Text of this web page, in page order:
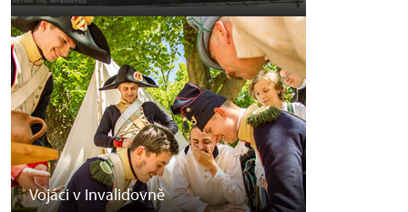
Vojáci v Invalidovně